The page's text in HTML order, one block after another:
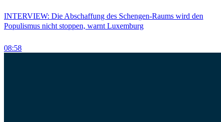
INTERVIEW: Die Abschaffung des Schengen-Raums wird den
Populismus nicht stoppen, warnt Luxemburg
08:58